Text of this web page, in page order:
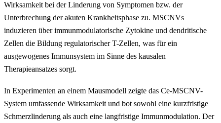
Wirksamkeit bei der Linderung von Symptomen bzw. der
Unterbrechung der akuten Krankheitsphase zu. MSCNVs
induzieren über immunmodulatorische Zytokine und dendritische
Zellen die Bildung regulatorischer T-Zellen, was für ein
ausgewogenes Immunsystem im Sinne des kausalen
Therapieansatzes sorgt.
In Experimenten an einem Mausmodell zeigte das Ce-MSCNV-
System umfassende Wirksamkeit und bot sowohl eine kurzfristige
Schmerzlinderung als auch eine langfristige Immunmodulation. Der